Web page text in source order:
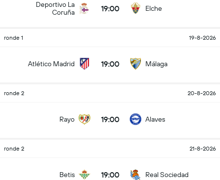
Deportivo La
Coruña
19:00 Elche
ronde 1 19-8-2026
Atlético Madrid 19:00 Málaga
ronde 2 20-8-2026
Rayo 19:00 Alaves
ronde 2 21-8-2026
Betis 19:00 Real Sociedad